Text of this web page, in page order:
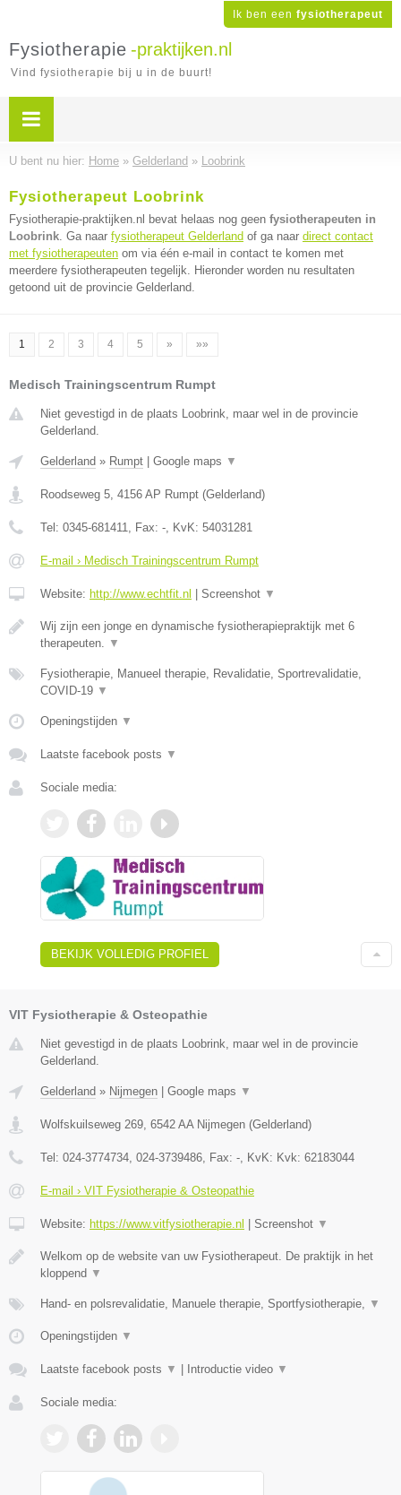
Ik ben een fysiotherapeut
Fysiotherapie -praktijken.nl
Vind fysiotherapie bij u in de buurt!
U bent nu hier: Home » Gelderland » Loobrink
Fysiotherapeut Loobrink
Fysiotherapie-praktijken.nl bevat helaas nog geen fysiotherapeuten in
Loobrink. Ga naar fysiotherapeut Gelderland of ga naar direct contact
met fysiotherapeuten om via één e-mail in contact te komen met
meerdere fysiotherapeuten tegelijk. Hieronder worden nu resultaten
getoond uit de provincie Gelderland.
1 2 3 4 5 » »»
Medisch Trainingscentrum Rumpt
Niet gevestigd in de plaats Loobrink, maar wel in de provincie
Gelderland.
Gelderland » Rumpt Google maps ▼
Roodseweg 5, 4156 AP Rumpt (Gelderland)
Tel: 0345-681411, Fax: -, KvK: 54031281
E-mail › Medisch Trainingscentrum Rumpt
Website: http://www.echtfit.nl Screenshot ▼
Wij zijn een jonge en dynamische fysiotherapiepraktijk met 6
therapeuten. ▼
Fysiotherapie, Manueel therapie, Revalidatie, Sportrevalidatie,
COVID-19 ▼
Openingstijden ▼
Laatste facebook posts ▼
Sociale media:
BEKIJK VOLLEDIG PROFIEL
VIT Fysiotherapie & Osteopathie
Niet gevestigd in de plaats Loobrink, maar wel in de provincie
Gelderland.
Gelderland » Nijmegen Google maps ▼
Wolfskuilseweg 269, 6542 AA Nijmegen (Gelderland)
Tel: 024-3774734, 024-3739486, Fax: -, KvK: Kvk: 62183044
E-mail › VIT Fysiotherapie & Osteopathie
Website: https://www.vitfysiotherapie.nl Screenshot ▼
Welkom op de website van uw Fysiotherapeut. De praktijk in het
kloppend ▼
Hand- en polsrevalidatie, Manuele therapie, Sportfysiotherapie, ▼
Openingstijden ▼
Laatste facebook posts ▼ Introductie video ▼
Sociale media: